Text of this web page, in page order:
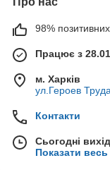
98% позитивних
Працює з
м. Харків
ул.Героев
Контакти
Сьогодні
Показати